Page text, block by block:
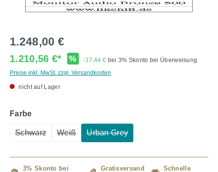
1.248,00 €
1.210,56 €* % -37,44 € bei 3% Skonto bei Überweisung
Preise inkl. MwSt. zzgl. Versandkosten
nicht auf Lager
Farbeauswählen
Schwarz
(Diese Option ist zurzeit nicht verfügbar.)
Weiß
(Diese Option ist zurzeit nicht verfügbar.)
Urban Grey
(Diese Option ist zurzeit nicht
3% Skonto bei
Gratisversand
Schnelle